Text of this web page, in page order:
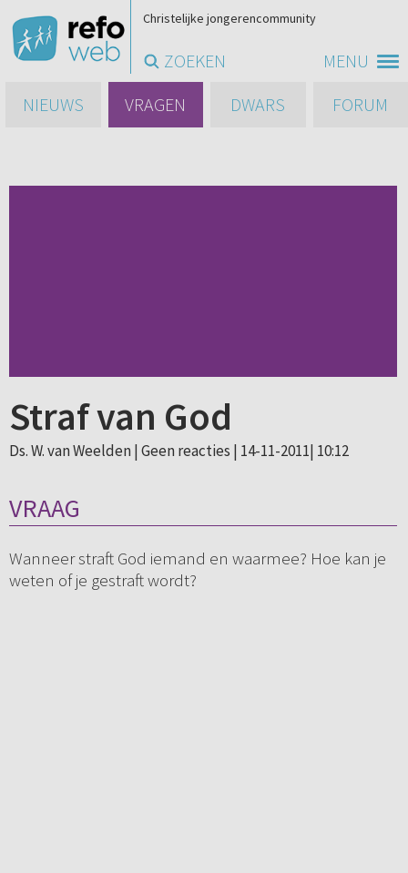
MENU
Christelijke jongerencommunity
ZOEKEN
NIEUWS
VRAGEN DWARS FORUM
Straf van God
Ds. W. van Weelden | Geen reacties | 14-11-2011| 10:12
VRAAG
Wanneer straft God iemand en waarmee? Hoe kan je
weten of je gestraft wordt?